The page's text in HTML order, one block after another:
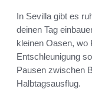
In Sevilla gibt es
deinen Tag
kleinen Oasen, wo
Entschleunigung
Pausen zwischen
Halbtagsausflug.